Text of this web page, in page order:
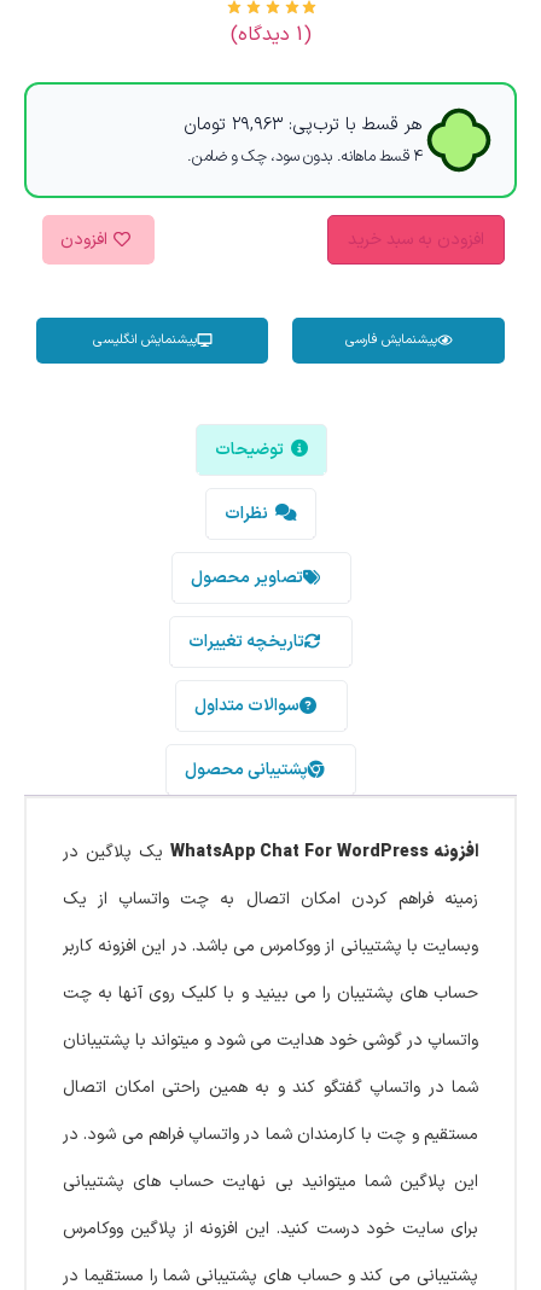
(
1 دیدگاه)
هر قسط با ترب‌پی: ۲۹,۹۶۳ تومان
۴ قسط ماهانه. بدون سود، چک و ضامن.
افزودن به سبد خرید افزودن
پیشنمایش فارسی پیشنمایش انگلیسی
توضیحات
نظرات
تصاویر محصول
تاریخچه تغییرات
سوالات متداول
پشتیبانی محصول
افزونه WhatsApp Chat For WordPress
یک پلاگین در
زمینه فراهم کردن امکان اتصال به چت واتساپ از یک
وبسایت با پشتیبانی از ووکامرس می باشد. در این افزونه کاربر
حساب های پشتیبان را می بینید و با کلیک روی آنها به چت
واتساپ در گوشی خود هدایت می شود و میتواند با پشتیبانان
شما در واتساپ گفتگو کند و به همین راحتی امکان اتصال
مستقیم و چت با کارمندان شما در واتساپ فراهم می شود. در
این پلاگین شما میتوانید بی نهایت حساب های پشتیبانی
برای سایت خود درست کنید. این افزونه از پلاگین ووکامرس
پشتیبانی می کند و حساب های پشتیبانی شما را مستقیما در